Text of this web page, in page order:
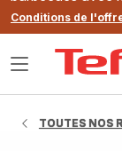
Conditions de
Ouvrir
TOUTES NOS